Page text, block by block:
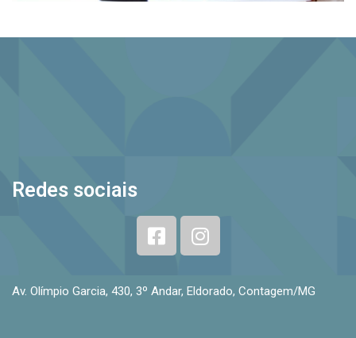
Redes sociais
Av. Olímpio Garcia, 430, 3º Andar, Eldorado, Contagem/MG